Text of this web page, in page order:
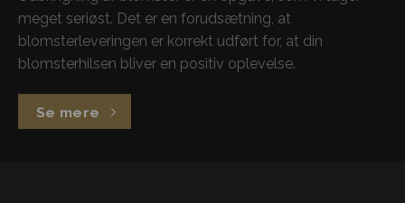
meget seriøst. Det er en forudsætning, at
blomsterleveringen er korrekt udført for, at din
blomsterhilsen bliver en positiv oplevelse.
Se mere